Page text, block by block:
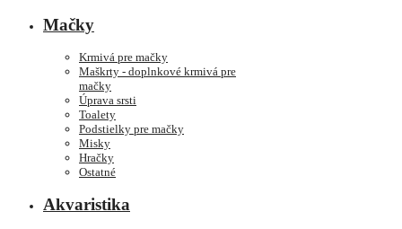
Mačky
Krmivá pre mačky
Maškrty - doplnkové krmivá pre
mačky
Úprava srsti
Toalety
Podstielky pre mačky
Misky
Hračky
Ostatné
Akvaristika